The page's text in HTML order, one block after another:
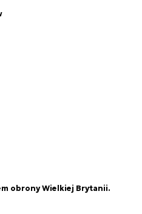
obrony Wielkiej Brytanii.